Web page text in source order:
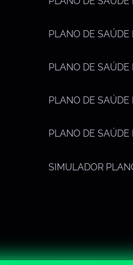
PLANO DE SAÚDE
PLANO DE SAÚDE
PLANO DE SAÚDE
PLANO DE SAÚDE
SIMULADOR